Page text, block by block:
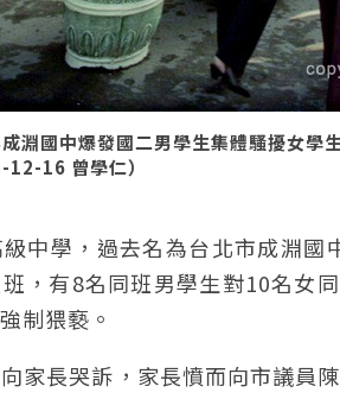
淵國中爆發國二男學生集體騷擾女學
12-16 曾學仁）
中學，過去名為台北市成淵
，有8名同班男學生對10名女
制猥褻。
家長哭訴，家長憤而向市議員